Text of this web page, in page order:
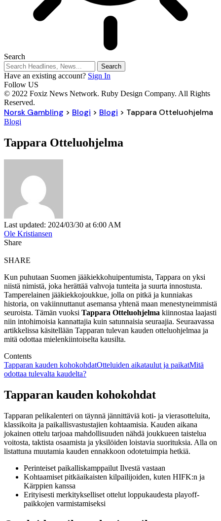
Search
Have an existing account? Sign In
Follow US
© 2022 Foxiz News Network. Ruby Design Company. All Rights
Reserved.
Norsk Gambling > Blogi > Blogi > Tappara Otteluohjelma
Blogi
Tappara Otteluohjelma
Last updated: 2024/03/30 at 6:00 AM
Ole Kristiansen
Share
SHARE
Kun puhutaan Suomen jääkiekkohuipentumista, Tappara on yksi
niistä nimistä, joka herättää vahvoja tunteita ja suurta innostusta.
Tamperelainen jääkiekkojoukkue, jolla on pitkä ja kunniakas
historia, on vakiinnuttanut asemansa yhtenä maan menestyneimmistä
seuroista. Tämän vuoksi Tappara Otteluohjelma kiinnostaa laajasti
niin intohimoisia kannattajia kuin satunnaisia seuraajia. Seuraavassa
artikkelissa käsitellään Tapparan tulevan kauden otteluohjelmaa ja
mitä odottaa mielenkiintoiselta kausilta.
Contents
Tapparan kauden kohokohdatOtteluiden aikataulut ja paikatMitä
odottaa tulevalta kaudelta?
Tapparan kauden kohokohdat
Tapparan pelikalenteri on täynnä jännittäviä koti- ja vierasotteluita,
klassikoita ja paikallisvastustajien kohtaamisia. Kauden aikana
jokainen ottelu tarjoaa mahdollisuuden nähdä joukkueen taistelua
voitosta, taktista osaamista ja yksilöiden loistavia suorituksia. Alla on
listattuna muutamia kauden ennakkoon odotetuimpia hetkiä.
Perinteiset paikalliskamppailut Ilvestä vastaan
Kohtaamiset pitkäaikaisten kilpailijoiden, kuten HIFK:n ja
Kärppien kanssa
Erityisesti merkitykselliset ottelut loppukaudesta playoff-
paikkojen varmistamiseksi